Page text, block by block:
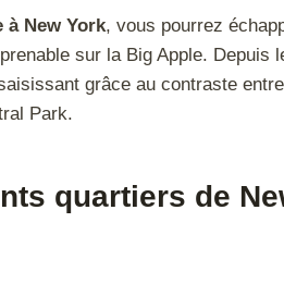
New York, vous pourrez
sur la Big Apple.
grâce au contraste
Park.
quartiers de